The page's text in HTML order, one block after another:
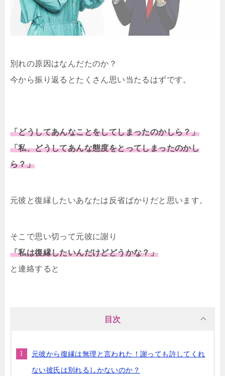
別れの原因はなんだたのか？
今から振り返るとたくさん思い当たるはずです。
「どうしてあんなことをしてしまったのかしら？」
「私、どうしてあんな態度をとってしまったのかし
ら？」
元彼と復縁したいあなたは反省ばかりだと思います。
そこで思い切って元彼に謝り
「私は復縁したいんだけどどうかな？」
と連絡すると
目次
元彼から復縁は無理と言われた！謝っても許してくれ
ない彼氏は別れるしかないのか？